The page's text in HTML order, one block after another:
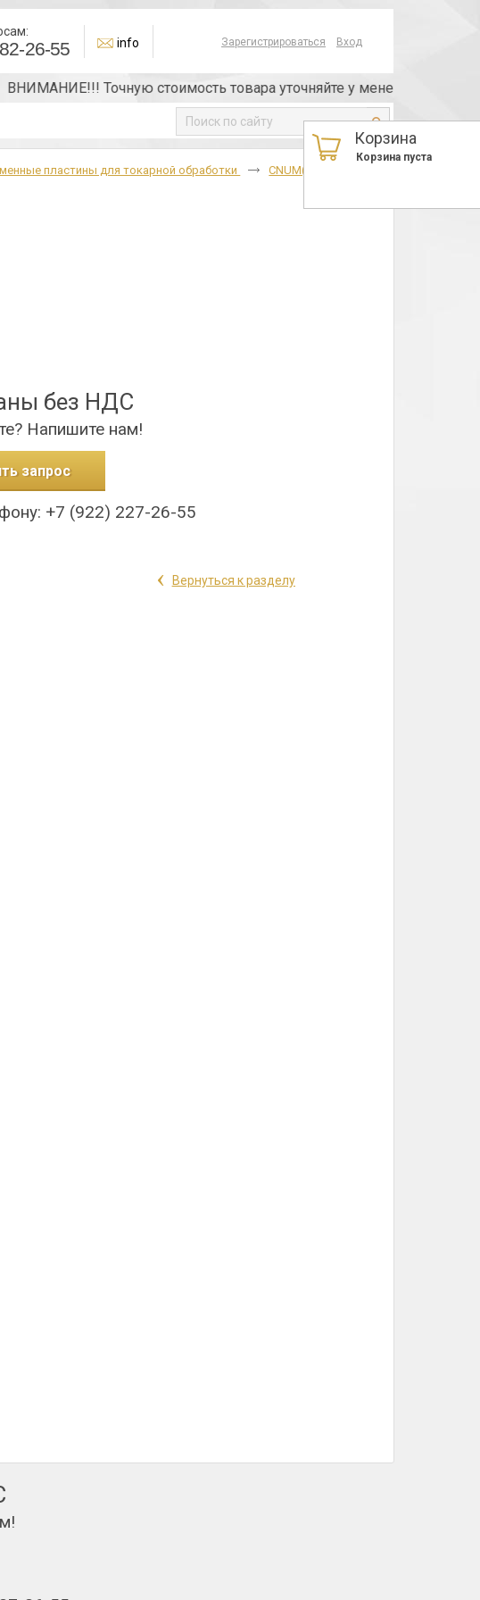
Зарегистрироваться Вход
26-55 info
Точную стоимость товара уточняйте у менеджера или по
Корзина
Корзина пуста
пластины для токарной обработки
CNUM(05114),
без НДС
Напишите нам!
запрос
+7 (922) 227-26-55
‹ Вернуться к разделу